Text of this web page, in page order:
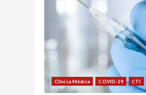
Clínica Médica COVID-19 CTI